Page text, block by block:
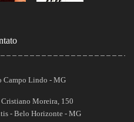
Campo Lindo - MG
Cristiano Moreira, 150
- Belo Horizonte - MG